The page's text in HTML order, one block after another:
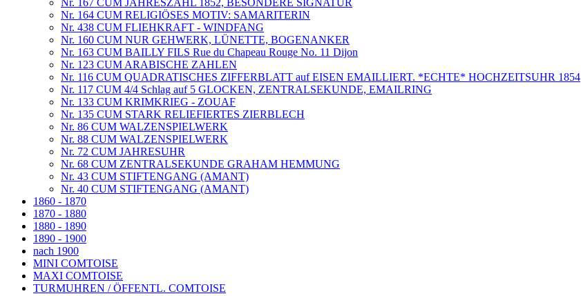
Nr. 167 CUM JAHRESZAHL 1852, BESONDERE SIGNATUR
Nr. 164 CUM RELIGIÖSES MOTIV: SAMARITERIN
Nr. 438 CUM FLIEHKRAFT - WINDFANG
Nr. 160 CUM NUR GEHWERK, LÜNETTE, BOGENANKER
Nr. 163 CUM BAILLY FILS Rue du Chapeau Rouge No. 11 Dijon
Nr. 123 CUM ARABISCHE ZAHLEN
Nr. 116 CUM QUADRATISCHES ZIFFERBLATT auf EISEN EMAILLIERT. *ECHTE* HOCHZEITSUHR 1854
Nr. 117 CUM 4/4 Schlag auf 5 GLOCKEN, ZENTRALSEKUNDE, EMAILRING
Nr. 133 CUM KRIMKRIEG - ZOUAF
Nr. 135 CUM STARK RELIEFIERTES ZIERBLECH
Nr. 86 CUM WALZENSPIELWERK
Nr. 88 CUM WALZENSPIELWERK
Nr. 72 CUM JAHRESUHR
Nr. 68 CUM ZENTRALSEKUNDE GRAHAM HEMMUNG
Nr. 43 CUM STIFTENGANG (AMANT)
Nr. 40 CUM STIFTENGANG (AMANT)
1860 - 1870
1870 - 1880
1880 - 1890
1890 - 1900
nach 1900
MINI COMTOISE
MAXI COMTOISE
TURMUHREN / ÖFFENTL. COMTOISE